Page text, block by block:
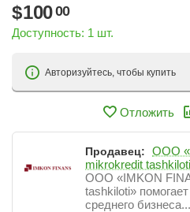
$10000
Доступность: 1 шт.
Авторизуйтесь, чтобы купить
Отложить
Продавец:
ООО
mikrokredit
ООО «IMKON
tashkiloti»
среднего бизнеса...